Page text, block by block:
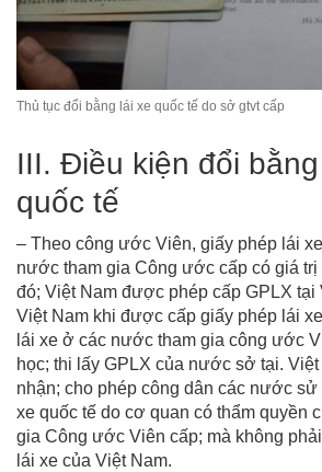
Thủ tục đổi bằng lái xe quốc tế do sở gtvt cấp
III. Điều kiện đổi
quốc tế
– Theo công ước Viên, giấy phép lái
nước tham gia Công ước cấp có giá
đó; Việt Nam được phép cấp GPLX tại
Việt Nam khi được cấp giấy phép lái
lái xe ở các nước tham gia công ước
học; thi lấy GPLX của nước sở tại.
nhận; cho phép công dân các nước
xe quốc tế do cơ quan có thẩm quyền
gia Công ước Viên cấp; mà không
lái xe của Việt Nam.